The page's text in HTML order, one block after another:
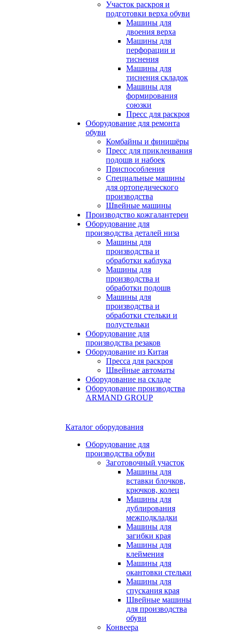
Участок раскроя и
подготовки верха обуви
Машины для
двоения верха
Машины для
перфорации и
тиснения
Машины для
тиснения складок
Машины для
формирования
союзки
Пресс для раскроя
Оборудование для ремонта
обуви
Комбайны и финишёры
Пресс для приклеивания
подошв и набоек
Приспособления
Специальные машины
для ортопедического
производства
Швейные машины
Производство кожгалантереи
Оборудование для
производства деталей низа
Машины для
производства и
обработки каблука
Машины для
производства и
обработки подошв
Машины для
производства и
обработки стельки и
полустельки
Оборудование для
производства резаков
Оборудование из Китая
Пресса для раскроя
Швейные автоматы
Оборудование на складе
Оборудование производства
ARMAND GROUP
Каталог оборудования
Оборудование для
производства обуви
Заготовочный участок
Машины для
вставки блочков,
крючков, колец
Машины для
дублирования
межподкладки
Машины для
загибки края
Машины для
клеймения
Машины для
окантовки стельки
Машины для
спускания края
Швейные машины
для производства
обуви
Конвеера